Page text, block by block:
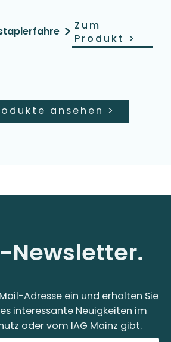
> Zum
Produkt >
ansehen >
Newsletter.
Adresse ein und erhalten Sie
interessante Neuigkeiten im
oder vom IAG Mainz gibt.